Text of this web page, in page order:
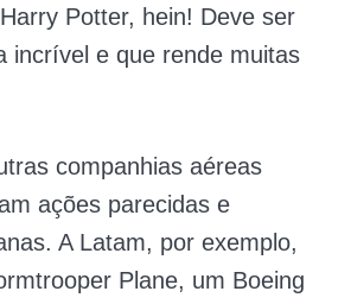
Potter, hein! Deve ser
incrível e que rende muitas
companhias aéreas
ações parecidas e
A Latam, por exemplo,
Plane, um Boeing